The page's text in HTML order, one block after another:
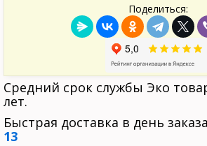
Поделиться:
Средний срок службы Эко
лет.
Быстрая доставка в день
13